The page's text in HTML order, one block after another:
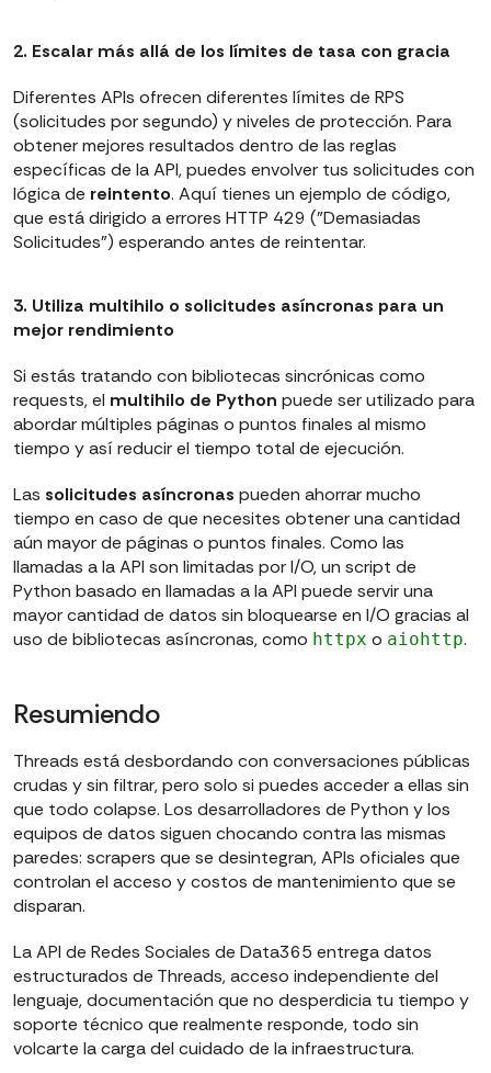
2. Escalar más allá de los límites de tasa con gracia
Diferentes APIs ofrecen diferentes límites de RPS
(solicitudes por segundo) y niveles de protección. Para
obtener mejores resultados dentro de las reglas
específicas de la API, puedes envolver tus solicitudes con
lógica de reintento. Aquí tienes un ejemplo de código,
que está dirigido a errores HTTP 429 ("Demasiadas
Solicitudes") esperando antes de reintentar.
3. Utiliza multihilo o solicitudes asíncronas para un
mejor rendimiento
Si estás tratando con bibliotecas sincrónicas como
requests, el multihilo de Python puede ser utilizado para
abordar múltiples páginas o puntos finales al mismo
tiempo y así reducir el tiempo total de ejecución.
Las solicitudes asíncronas pueden ahorrar mucho
tiempo en caso de que necesites obtener una cantidad
aún mayor de páginas o puntos finales. Como las
llamadas a la API son limitadas por I/O, un script de
Python basado en llamadas a la API puede servir una
mayor cantidad de datos sin bloquearse en I/O gracias al
uso de bibliotecas asíncronas, como httpx o aiohttp.
Resumiendo
Threads está desbordando con conversaciones públicas
crudas y sin filtrar, pero solo si puedes acceder a ellas sin
que todo colapse. Los desarrolladores de Python y los
equipos de datos siguen chocando contra las mismas
paredes: scrapers que se desintegran, APIs oficiales que
controlan el acceso y costos de mantenimiento que se
disparan.
La API de Redes Sociales de Data365 entrega datos
estructurados de Threads, acceso independiente del
lenguaje, documentación que no desperdicia tu tiempo y
soporte técnico que realmente responde, todo sin
volcarte la carga del cuidado de la infraestructura.